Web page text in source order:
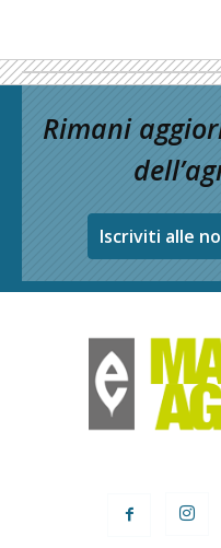
Rimani
Iscriviti alle